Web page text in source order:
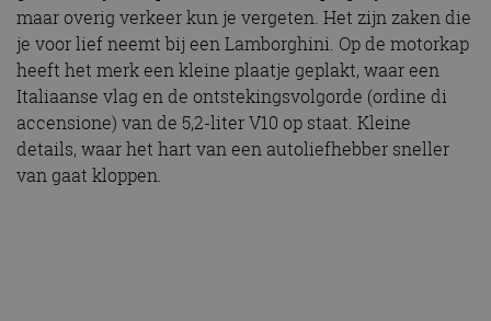
maar overig verkeer kun je vergeten. Het zijn zaken die
je voor lief neemt bij een Lamborghini. Op de motorkap
heeft het merk een kleine plaatje geplakt, waar een
Italiaanse vlag en de ontstekingsvolgorde (ordine di
accensione) van de 5,2-liter V10 op staat. Kleine
details, waar het hart van een autoliefhebber sneller
van gaat kloppen.